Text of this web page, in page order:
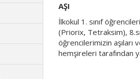
AŞI
İlkokul 1. sınıf
(Priorix, Tetraksim),
öğrencilerimizin aşıları
hemşireleri tarafından